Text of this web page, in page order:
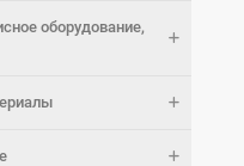
оборудование,